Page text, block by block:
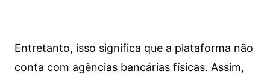
Entretanto, isso significa que a plataforma não
conta com agências bancárias físicas. Assim,